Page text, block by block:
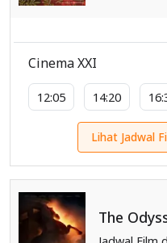
Cinema XXI
12:05 14:20
Lihat Jadwal
The